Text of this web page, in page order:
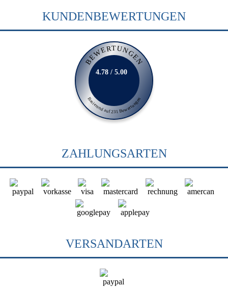
KUNDENBEWERTUNGEN
BEWERTUNGEN
Basierend auf 231 Bewertungen
4.78 / 5.00
ZAHLUNGSARTEN
VERSANDARTEN